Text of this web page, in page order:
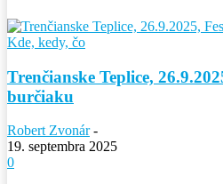
Kde, kedy, čo
Trenčianske Teplice,
burčiaku
Robert Zvonár -
19. septembra 2025
0